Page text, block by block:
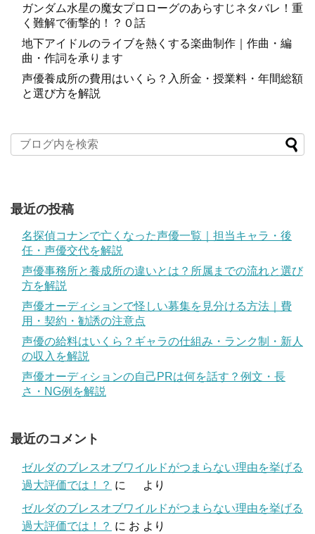
ガンダム水星の魔女プロローグのあらすじネタバレ！重
く難解で衝撃的！？０話
地下アイドルのライブを熱くする楽曲制作｜作曲・編
曲・作詞を承ります
声優養成所の費用はいくら？入所金・授業料・年間総額
と選び方を解説
最近の投稿
名探偵コナンで亡くなった声優一覧｜担当キャラ・後
任・声優交代を解説
声優事務所と養成所の違いとは？所属までの流れと選び
方を解説
声優オーディションで怪しい募集を見分ける方法｜費
用・契約・勧誘の注意点
声優の給料はいくら？ギャラの仕組み・ランク制・新人
の収入を解説
声優オーディションの自己PRは何を話す？例文・長
さ・NG例を解説
最近のコメント
ゼルダのブレスオブワイルドがつまらない理由を挙げる
過大評価では！？ に
より
ゼルダのブレスオブワイルドがつまらない理由を挙げる
過大評価では！？ に お より